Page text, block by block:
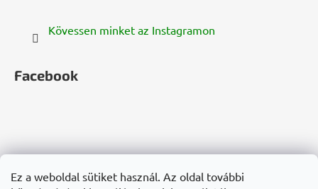
Ez a weboldal sütiket használ. Az oldal további
Kövessen minket az Instagramon
Facebook
zelenazeme.cz zelenazeme.sk cannadorra.com